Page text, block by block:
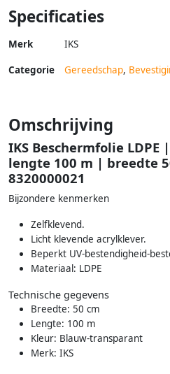
Specificaties
Merk IKS
Categorie Gereedschap,
Omschrijving
IKS Beschermfolie
lengte 100 m | breedte
8320000021
Bijzondere kenmerken
Zelfklevend.
Licht klevende acrylklever.
Beperkt UV-bestendigheid-
Materiaal: LDPE
Technische gegevens
Breedte: 50 cm
Lengte: 100 m
Kleur: Blauw-transparant
Merk: IKS